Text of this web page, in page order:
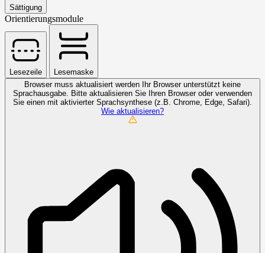
Sättigung
Orientierungsmodule
Lesezeile
Lesemaske
Browser muss aktualisiert werden
Ihr Browser unterstützt keine
Sprachausgabe. Bitte aktualisieren Sie Ihren Browser oder verwenden
Sie einen mit aktivierter Sprachsynthese (z.B. Chrome, Edge, Safari).
Wie aktualisieren?